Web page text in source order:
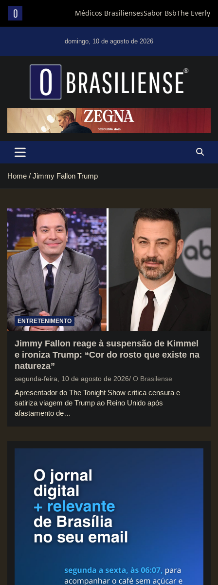
domingo, 10 de agosto de 2026
Um diário de notícias que trabalha por Brasília
Home Jimmy Fallon Trump
ENTRETENIMENTO
Jimmy Fallon reage à suspensão de Kimmel
e ironiza Trump: “Cor do rosto que existe na
natureza”
segunda-feira, 10 de agosto de 2026 O Brasilense
Apresentador do The Tonight Show critica censura e
satiriza viagem de Trump ao Reino Unido após
afastamento de…